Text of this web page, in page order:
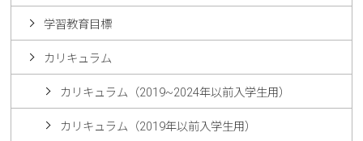
学習教育目標
カリキュラム
カリキュラム（2019~2024年以前入学生用）
カリキュラム（2019年以前入学生用）